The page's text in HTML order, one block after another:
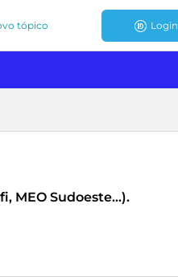
tópico Login
MEO Sudoeste...).